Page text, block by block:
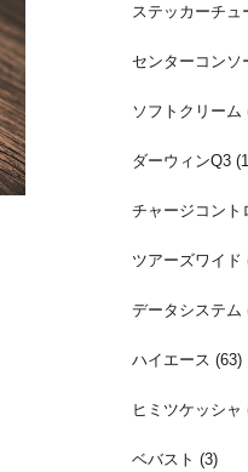
ステッカーチュ
センターコンソ
ソフトクリーム
ダーウィンQ3
チャージコント
ツアーズワイド
データシステム
ハイエース (63)
ヒミツケッシャ
ベバスト (3)